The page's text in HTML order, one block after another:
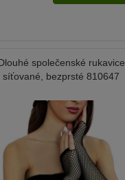
společenské rukavice
síťované, bezprsté 810647